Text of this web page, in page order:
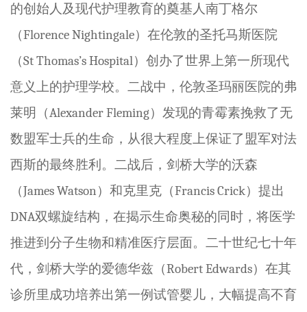
的创始人及现代护理教育的奠基人南丁格尔
（Florence Nightingale）在伦敦的圣托马斯医院
（St Thomas’s Hospital）创办了世界上第一所现代
意义上的护理学校。二战中，伦敦圣玛丽医院的弗
莱明（Alexander Fleming）发现的青霉素挽救了无
数盟军士兵的生命，从很大程度上保证了盟军对法
西斯的最终胜利。二战后，剑桥大学的沃森
（James Watson）和克里克（Francis Crick）提出
DNA双螺旋结构，在揭示生命奥秘的同时，将医学
推进到分子生物和精准医疗层面。二十世纪七十年
代，剑桥大学的爱德华兹（Robert Edwards）在其
诊所里成功培养出第一例试管婴儿，大幅提高不育